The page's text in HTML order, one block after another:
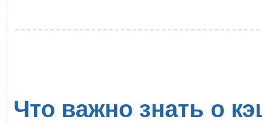
Что важно знать о